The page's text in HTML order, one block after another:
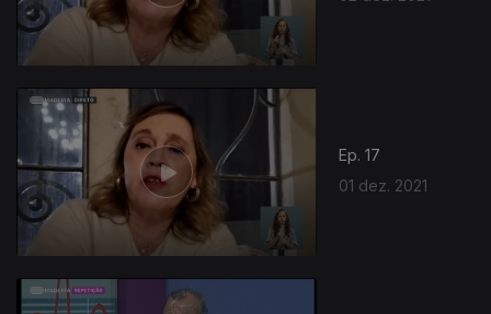
Ep. 17
01 dez. 2021